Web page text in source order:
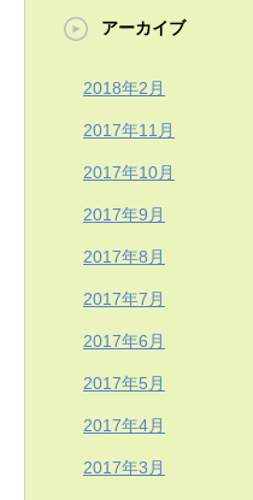
アーカイブ
2018年2月
2017年11月
2017年10月
2017年9月
2017年8月
2017年7月
2017年6月
2017年5月
2017年4月
2017年3月